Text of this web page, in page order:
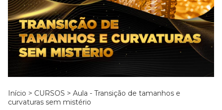
Início > CURSOS > Aula - Transição de tamanhos e
curvaturas sem mistério